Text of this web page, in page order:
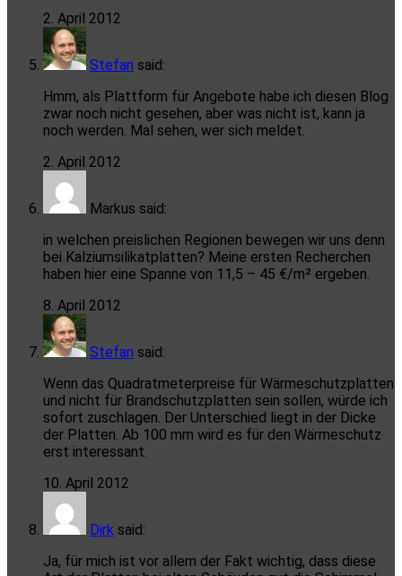
2. April 2012
Stefan said:
Hmm, als Plattform für Angebote habe ich diesen Blog
zwar noch nicht gesehen, aber was nicht ist, kann ja
noch werden. Mal sehen, wer sich meldet.
2. April 2012
Markus said:
in welchen preislichen Regionen bewegen wir uns denn
bei Kalziumsilikatplatten? Meine ersten Recherchen
haben hier eine Spanne von 11,5 – 45 €/m² ergeben.
8. April 2012
Stefan said:
Wenn das Quadratmeterpreise für Wärmeschutzplatten
und nicht für Brandschutzplatten sein sollen, würde ich
sofort zuschlagen. Der Unterschied liegt in der Dicke
der Platten. Ab 100 mm wird es für den Wärmeschutz
erst interessant.
10. April 2012
Dirk said:
Ja, für mich ist vor allem der Fakt wichtig, dass diese